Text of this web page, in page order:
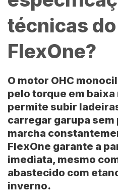
técnicas
FlexOne?
O motor OHC
pelo torque em baixa
permite subir
carregar garupa
marcha
FlexOne garante a
imediata, mesmo
abastecido com
inverno.